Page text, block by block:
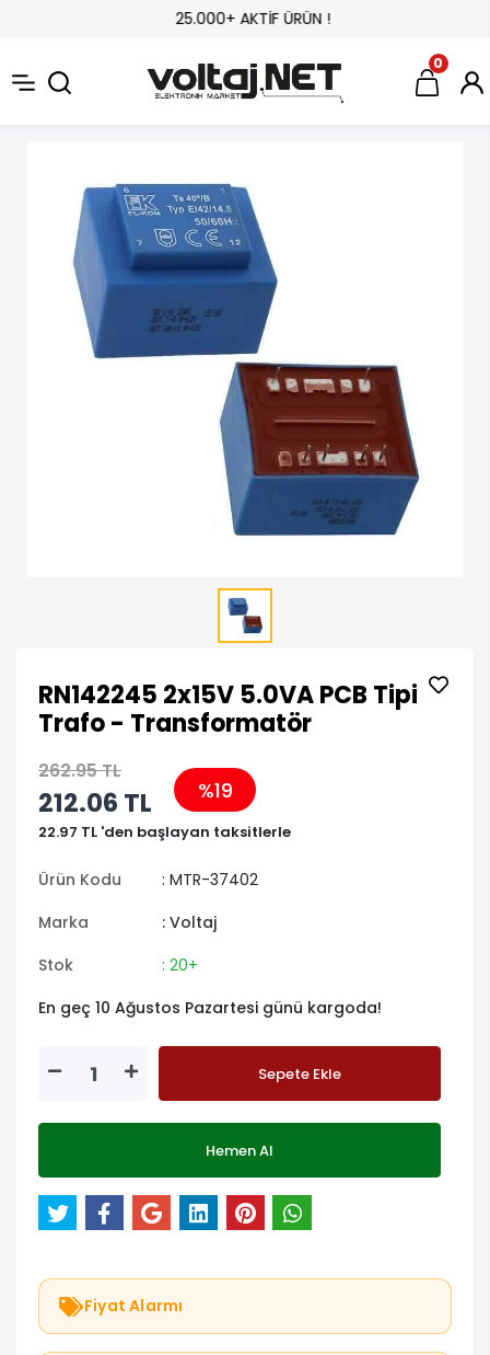
25.000+ AKTİF ÜRÜN !
0
RN142245 2x15V 5.0VA PCB Tipi
Trafo - Transformatör
262.95 TL
212.06 TL %19
22.97 TL 'den başlayan taksitlerle
Ürün Kodu
: MTR-37402
Marka
: Voltaj
Stok
: 20+
En geç 10 Ağustos Pazartesi günü kargoda!
Sepete Ekle
Hemen Al
Fiyat Alarmı